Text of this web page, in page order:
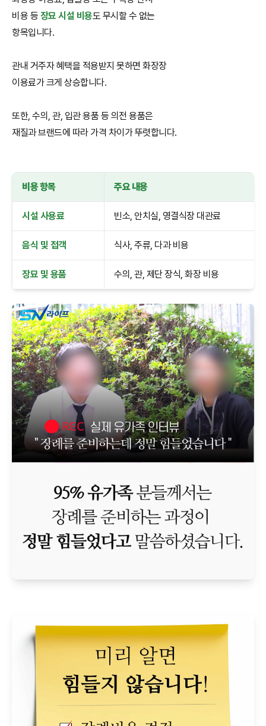
비용 등 장묘 시설 비용도 무시할 수 없는
항목입니다.
관내 거주자 혜택을 적용받지 못하면 화장장
이용료가 크게 상승합니다.
또한, 수의, 관, 입관 용품 등 의전 용품은
재질과 브랜드에 따라 가격 차이가 뚜렷합니다.
비용 항목 주요 내용
시설 사용료 빈소, 안치실, 영결식장 대관료
음식 및 접객 식사, 주류, 다과 비용
장묘 및 용품 수의, 관, 제단 장식, 화장 비용